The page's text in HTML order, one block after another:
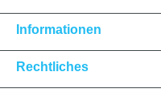
Informationen
Rechtliches